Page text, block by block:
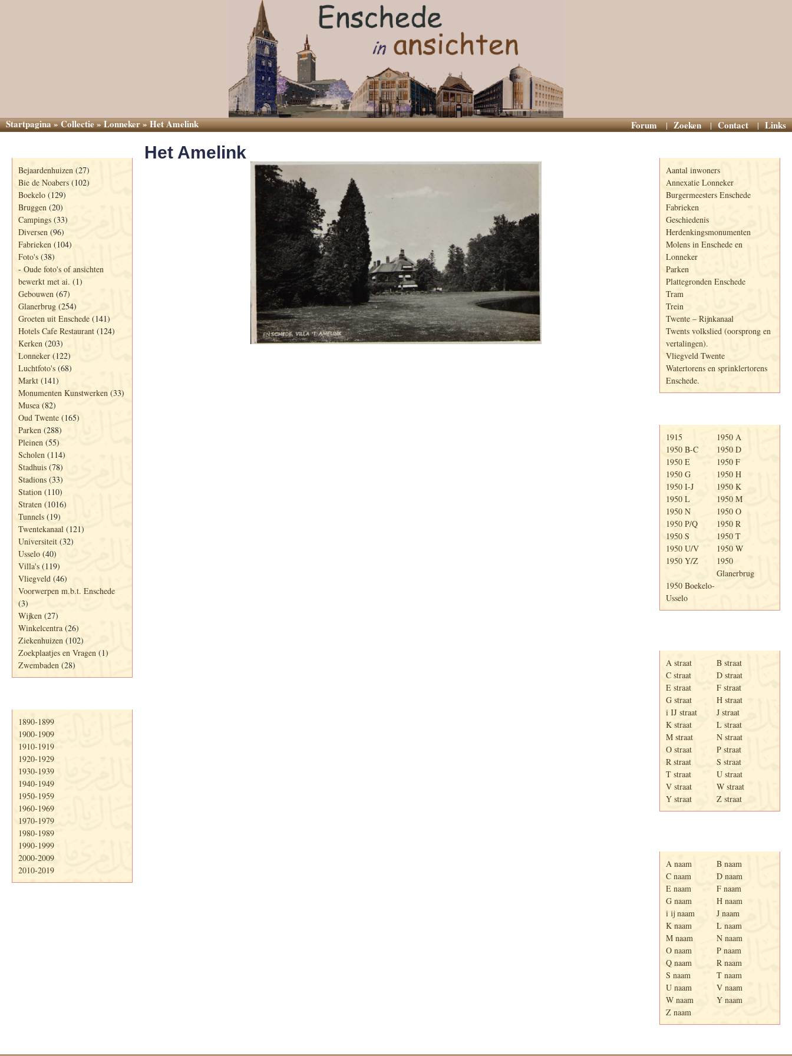
Startpagina»Collectie»Lonneker»Het Amelink Forum Zoeken Contact Links
Bejaardenhuizen (27)
Bie de Noabers (102)
Boekelo (129)
Bruggen (20)
Campings (33)
Diversen (96)
Fabrieken (104)
Foto's (38)
- Oude foto's of ansichten
bewerkt met ai. (1)
Gebouwen (67)
Glanerbrug (254)
Groeten uit Enschede (141)
Hotels Cafe Restaurant (124)
Kerken (203)
Lonneker (122)
Luchtfoto's (68)
Markt (141)
Monumenten Kunstwerken (33)
Musea (82)
Oud Twente (165)
Parken (288)
Pleinen (55)
Scholen (114)
Stadhuis (78)
Stadions (33)
Station (110)
Straten (1016)
Tunnels (19)
Twentekanaal (121)
Universiteit (32)
Usselo (40)
Villa's (119)
Vliegveld (46)
Voorwerpen m.b.t. Enschede
(3)
Wijken (27)
Winkelcentra (26)
Ziekenhuizen (102)
Zoekplaatjes en Vragen (1)
Zwembaden (28)
1890-1899
1900-1909
1910-1919
1920-1929
1930-1939
1940-1949
1950-1959
1960-1969
1970-1979
1980-1989
1990-1999
2000-2009
2010-2019
Het Amelink
Aantal inwoners
Annexatie Lonneker
Burgermeesters Enschede
Fabrieken
Geschiedenis
Herdenkingsmonumenten
Molens in Enschede en
Lonneker
Parken
Plattegronden Enschede
Tram
Trein
Twente – Rijnkanaal
Twents volkslied (oorsprong en
vertalingen).
Vliegveld Twente
Watertorens en sprinklertorens
Enschede.
1915
1950 A
1950 B-C
1950 D
1950 E
1950 F
1950 G
1950 H
1950 I-J
1950 K
1950 L
1950 M
1950 N
1950 O
1950 P/Q
1950 R
1950 S
1950 T
1950 U/V
1950 W
1950 Y/Z
1950
Glanerbrug
1950 Boekelo-
Usselo
A straat
B straat
C straat
D straat
E straat
F straat
G straat
H straat
i IJ straat
J straat
K straat
L straat
M straat
N straat
O straat
P straat
R straat
S straat
T straat
U straat
V straat
W straat
Y straat
Z straat
A naam
B naam
C naam
D naam
E naam
F naam
G naam
H naam
i ij naam
J naam
K naam
L naam
M naam
N naam
O naam
P naam
Q naam
R naam
S naam
T naam
U naam
V naam
W naam
Y naam
Z naam